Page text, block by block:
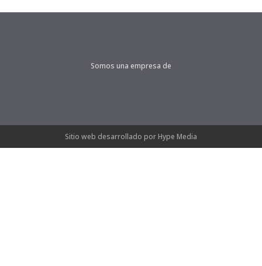
Somos una empresa de
Sitio web desarrollado por Hype Media